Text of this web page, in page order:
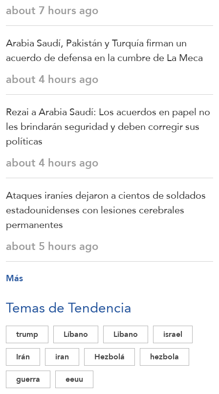
about 7 hours ago
Arabia Saudí, Pakistán y Turquía firman un
acuerdo de defensa en la cumbre de La Meca
about 4 hours ago
Rezai a Arabia Saudí: Los acuerdos en papel no
les brindarán seguridad y deben corregir sus
políticas
about 4 hours ago
Ataques iraníes dejaron a cientos de soldados
estadounidenses con lesiones cerebrales
permanentes
about 5 hours ago
Más
Temas de Tendencia
trump Líbano Libano
israel
Irán
iran Hezbolá
hezbola
guerra
eeuu